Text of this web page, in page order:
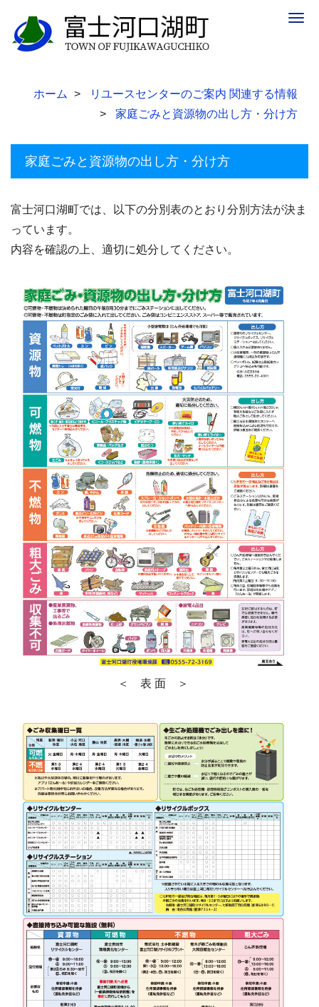
ホーム
リユースセンターのご案内 関連する情報
家庭ごみと資源物の出し方・分け方
家庭ごみと資源物の出し方・分け方
富士河口湖町では、以下の分別表のとおり分別方法が決ま
っています。
内容を確認の上、適切に処分してください。
＜ 表 面 ＞